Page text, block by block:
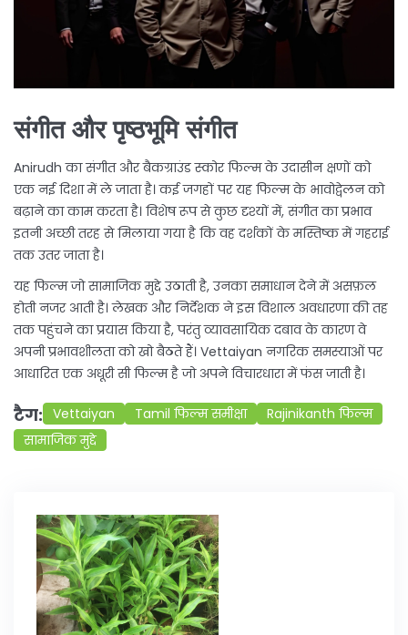
संगीत और पृष्ठभूमि संगीत
Anirudh का संगीत और बैकग्राउंड स्कोर फिल्म के उदासीन क्षणों को
एक नई दिशा में ले जाता है। कई जगहों पर यह फिल्म के भावोद्वेलन को
बढ़ाने का काम करता है। विशेष रूप से कुछ दृश्यों में, संगीत का प्रभाव
इतनी अच्छी तरह से मिलाया गया है कि वह दर्शकों के मस्तिष्क में गहराई
तक उतर जाता है।
यह फिल्म जो सामाजिक मुद्दे उठाती है, उनका समाधान देने में असफ़ल
होती नजर आती है। लेखक और निर्देशक ने इस विशाल अवधारणा की तह
तक पहुंचने का प्रयास किया है, परंतु व्यावसायिक दबाव के कारण वे
अपनी प्रभावशीलता को खो बैठते हैं। Vettaiyan नगरिक समस्याओं पर
आधारित एक अधूरी सी फिल्म है जो अपने विचारधारा में फंस जाती है।
टैग: Vettaiyan Tamil फिल्म समीक्षा
Rajinikanth फिल्म
सामाजिक मुद्दे